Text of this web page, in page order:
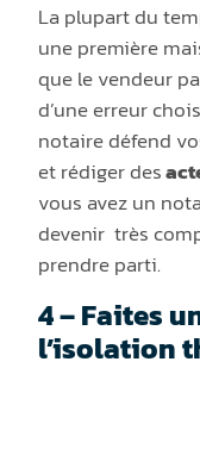
La plupart du
une première
que le vendeur
d’une erreur
notaire défend
et rédiger des
vous avez un
devenir très
prendre parti.
4 – Faites
l’isolation